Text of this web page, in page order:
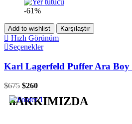
-61%
Add to wishlist Karşılaştır
Hızlı Görünüm
Seçenekler
Karl Lagerfeld Puffer Ara
$675 $260
hAKKIMIZDA